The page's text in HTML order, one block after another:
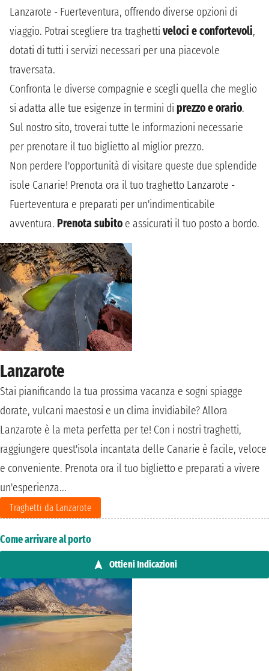
Lanzarote - Fuerteventura, offrendo diverse opzioni di
viaggio. Potrai scegliere tra traghetti veloci e confortevoli,
dotati di tutti i servizi necessari per una piacevole
traversata.
Confronta le diverse compagnie e scegli quella che meglio
si adatta alle tue esigenze in termini di prezzo e orario.
Sul nostro sito, troverai tutte le informazioni necessarie
per prenotare il tuo biglietto al miglior prezzo.
Non perdere l'opportunità di visitare queste due splendide
isole Canarie! Prenota ora il tuo traghetto Lanzarote -
Fuerteventura e preparati per un'indimenticabile
avventura. Prenota subito e assicurati il tuo posto a bordo.
Lanzarote
Stai pianificando la tua prossima vacanza e sogni spiagge
dorate, vulcani maestosi e un clima invidiabile? Allora
Lanzarote è la meta perfetta per te! Con i nostri traghetti,
raggiungere quest'isola incantata delle Canarie è facile, veloce
e conveniente. Prenota ora il tuo biglietto e preparati a vivere
un'esperienza...
Traghetti da Lanzarote
Come arrivare al porto
Ottieni Indicazioni